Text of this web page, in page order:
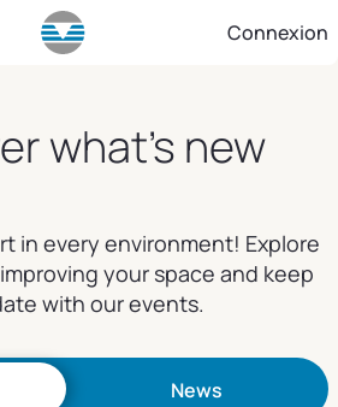
Connexion
what's new
in every environment! Explore
your space and keep
with our events.
News